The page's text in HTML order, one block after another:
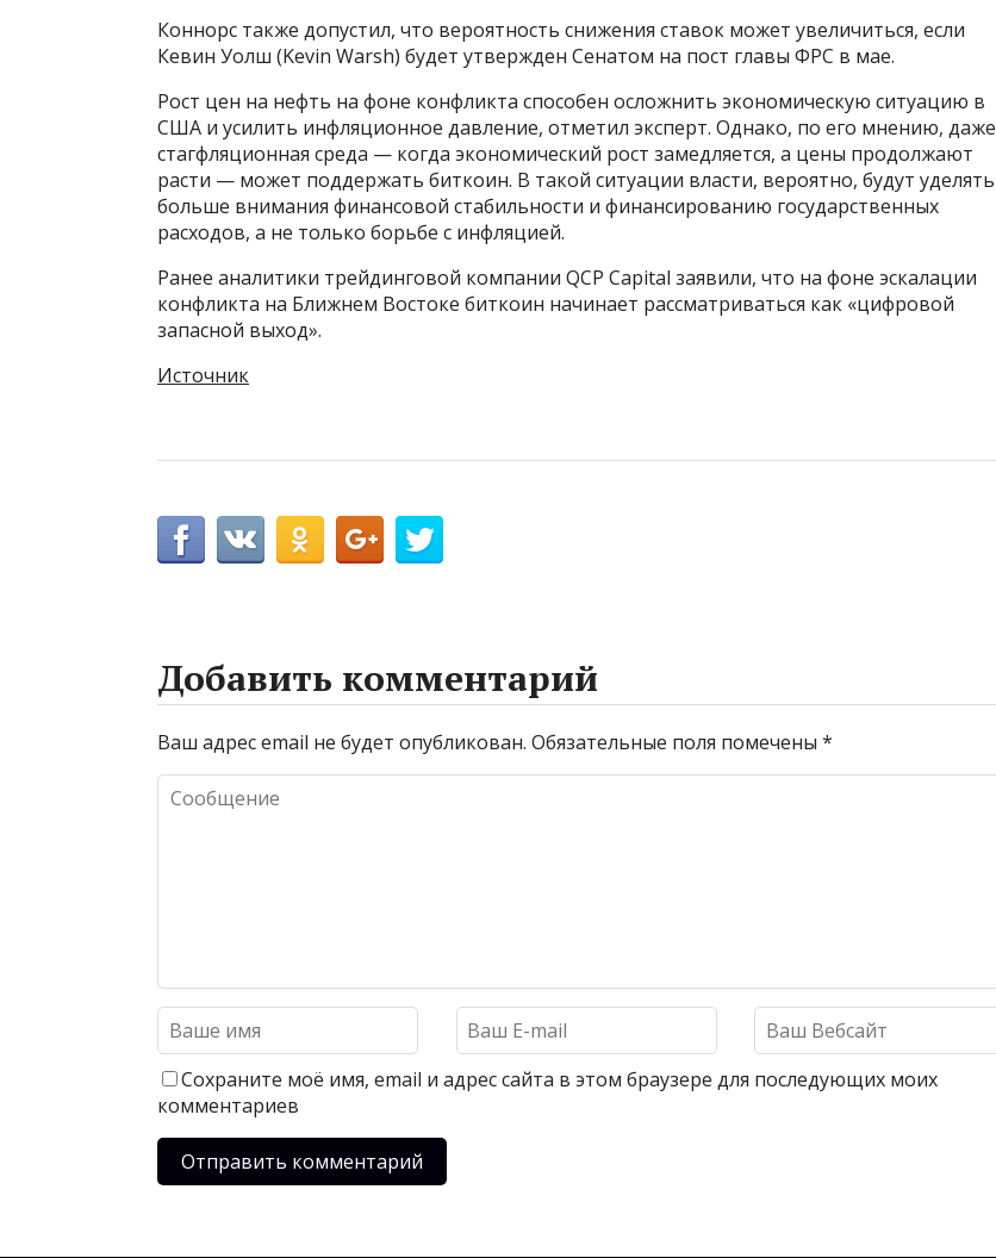
Коннорс также допустил, что вероятность снижения ставок может увеличиться, если
Кевин Уолш (Kevin Warsh) будет утвержден Сенатом на пост главы ФРС в мае.
Рост цен на нефть на фоне конфликта способен осложнить экономическую ситуацию в
США и усилить инфляционное давление, отметил эксперт. Однако, по его мнению, даже
стагфляционная среда — когда экономический рост замедляется, а цены продолжают
расти — может поддержать биткоин. В такой ситуации власти, вероятно, будут уделять
больше внимания финансовой стабильности и финансированию государственных
расходов, а не только борьбе с инфляцией.
Ранее аналитики трейдинговой компании QCP Capital заявили, что на фоне эскалации
конфликта на Ближнем Востоке биткоин начинает рассматриваться как «цифровой
запасной выход».
Источник
Добавить комментарий
Ваш адрес email не будет опубликован. Обязательные поля помечены *
Сохраните моё имя, email и адрес сайта в этом браузере для последующих моих
комментариев